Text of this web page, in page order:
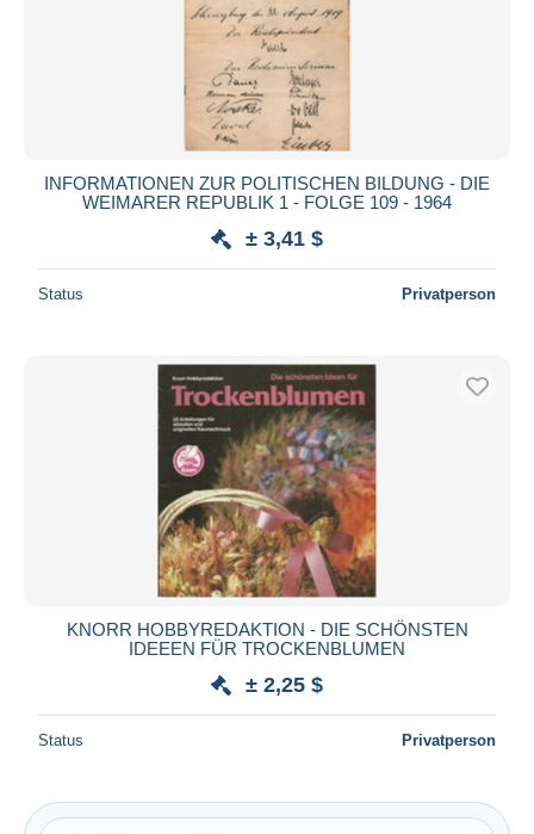
Auktionshäuser
Endet in
Preis
Kostenloser Versand
Zahlungsmethoden
PayPal
Banküberweisung
Visa
Mastercard
Bancontact
Maestro
Gesamte Auswahl aufheben
Wohnsitz des Verkäufers
INFORMATIONEN ZUR POLITISCHEN BILDUNG - DIE
WEIMARER REPUBLIK 1 - FOLGE 109 - 1964
± 3,41 $
Status Privatperson
KNORR HOBBYREDAKTION - DIE SCHÖNSTEN
IDEEEN FÜR TROCKENBLUMEN
± 2,25 $
Status Privatperson